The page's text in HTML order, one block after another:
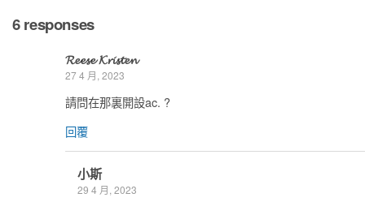
6 responses
𝓡𝓮𝓮𝓼𝓮 𝓚𝓻𝓲𝓼𝓽𝓮𝓷
27 4 月, 2023
請問在那裏開設ac. ?
回覆
小斯
29 4 月, 2023